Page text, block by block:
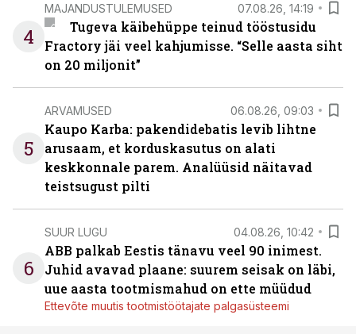
4
MAJANDUSTULEMUSED 07.08.26, 14:19
Tugeva käibehüppe teinud tööstusidu
Fractory jäi veel kahjumisse. “Selle aasta siht
on 20 miljonit”
5
ARVAMUSED 06.08.26, 09:03
Kaupo Karba: pakendidebatis levib lihtne
arusaam, et korduskasutus on alati
keskkonnale parem. Analüüsid näitavad
teistsugust pilti
6
SUUR LUGU 04.08.26, 10:42
ABB palkab Eestis tänavu veel 90 inimest.
Juhid avavad plaane: suurem seisak on läbi,
uue aasta tootmismahud on ette müüdud
Ettevõte muutis tootmistöötajate palgasüsteemi